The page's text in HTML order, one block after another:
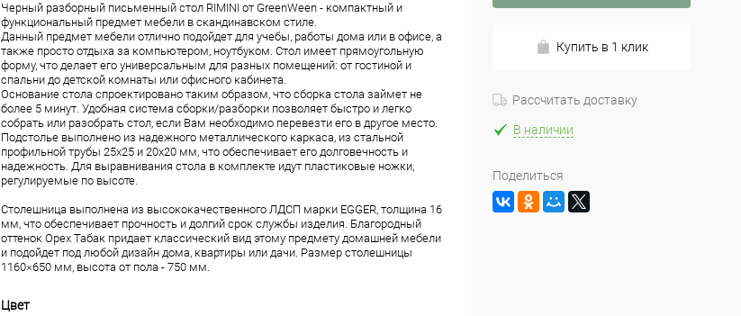
Черный разборный письменный стол RIMINI от GreenWeen - компактный и
функциональный предмет мебели в скандинавском стиле.
Данный предмет мебели отлично подойдет для учебы, работы дома или в офисе, а
также просто отдыха за компьютером, ноутбуком. Стол имеет прямоугольную
форму, что делает его универсальным для разных помещений: от гостиной и
спальни до детской комнаты или офисного кабинета.
Основание стола спроектировано таким образом, что сборка стола займет не
более 5 минут. Удобная система сборки/разборки позволяет быстро и легко
собрать или разобрать стол, если Вам необходимо перевезти его в другое место.
Подстолье выполнено из надежного металлического каркаса, из стальной
профильной трубы 25х25 и 20х20 мм, что обеспечивает его долговечность и
надежность. Для выравнивания стола в комплекте идут пластиковые ножки,
регулируемые по высоте.
Столешница выполнена из высококачественного ЛДСП марки EGGER, толщина 16
мм, что обеспечивает прочность и долгий срок службы изделия. Благородный
оттенок Орех Табак придает классический вид этому предмету домашней мебели
и подойдет под любой дизайн дома, квартиры или дачи. Размер столешницы
1160×650 мм, высота от пола - 750 мм.
Цвет
Купить в 1 клик
Рассчитать доставку
В наличии
Поделиться